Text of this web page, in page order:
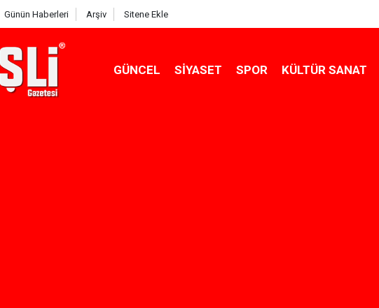
Günün Haberleri Arşiv Sitene Ekle
GÜNCEL SIYASET SPOR KÜLTÜR SANAT